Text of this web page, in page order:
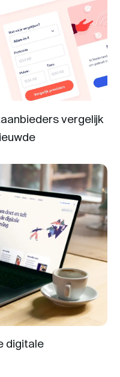
vergelijk
digitale